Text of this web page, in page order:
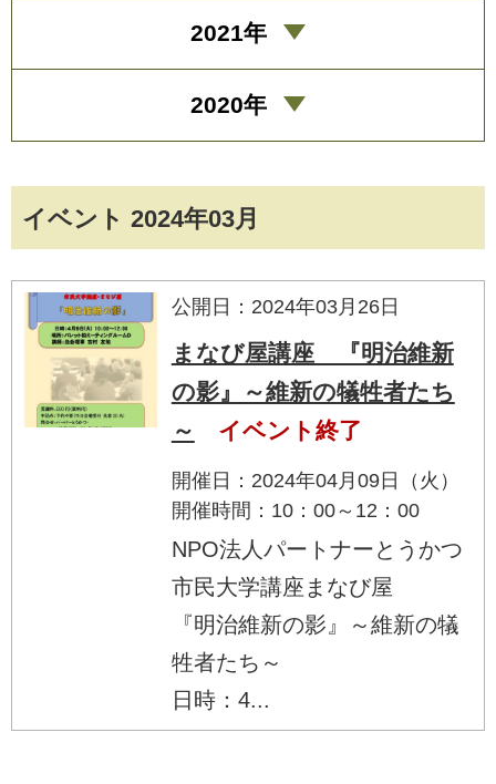
イベント 2024年03月
公開日：2024年03月26日
まなび屋講座 『明治維新
の影』～維新の犠牲者たち
～
イベント終了
開催日：2024年04月09日（火）
開催時間：10：00～12：00
NPO法人パートナーとうかつ
市民大学講座まなび屋
『明治維新の影』～維新の犠
牲者たち～
日時：4...
2021年
2020年